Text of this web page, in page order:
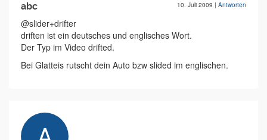
abc 10. Juli 2009 | Antworten
@slider+drifter
driften ist ein deutsches und englisches Wort.
Der Typ im Video drifted.
Bei Glatteis rutscht dein Auto bzw slided im englischen.